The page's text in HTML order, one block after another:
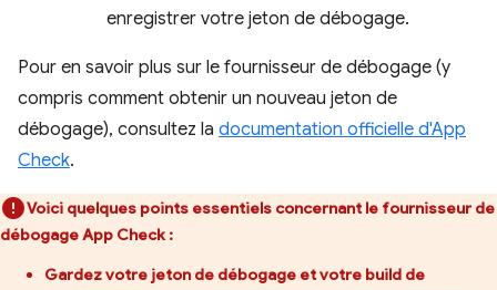
enregistrer votre jeton de débogage.
Pour en savoir plus sur le fournisseur de débogage (y
compris comment obtenir un nouveau jeton de
débogage), consultez la documentation officielle d'App
Check.
Voici quelques points essentiels concernant le fournisseur de
débogage App Check :
Gardez votre jeton de débogage et votre build de